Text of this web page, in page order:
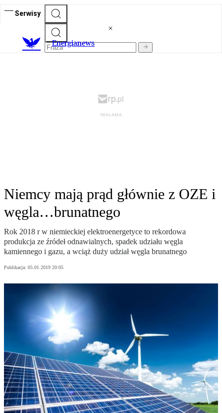
Serwisy
Energianews
Niemcy mają prąd głównie z OZE i
węgla…brunatnego
Rok 2018 r w niemieckiej elektroenergetyce to rekordowa
produkcja ze źródeł odnawialnych, spadek udziału węgla
kamiennego i gazu, a wciąż duży udział węgla brunatnego
Publikacja: 05.01.2019 20:05